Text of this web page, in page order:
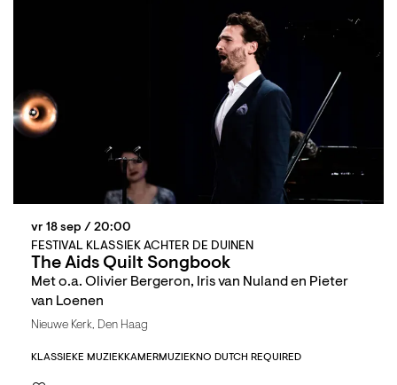
The Aids Quilt Songbook
Met o.a. Olivier Bergeron, Iris van Nuland en Pieter
van Loenen
FESTIVAL KLASSIEK ACHTER DE DUINEN
vr 18 sep / 20:00
Nieuwe Kerk, Den Haag
KLASSIEKE MUZIEKKAMERMUZIEKNO DUTCH REQUIRED